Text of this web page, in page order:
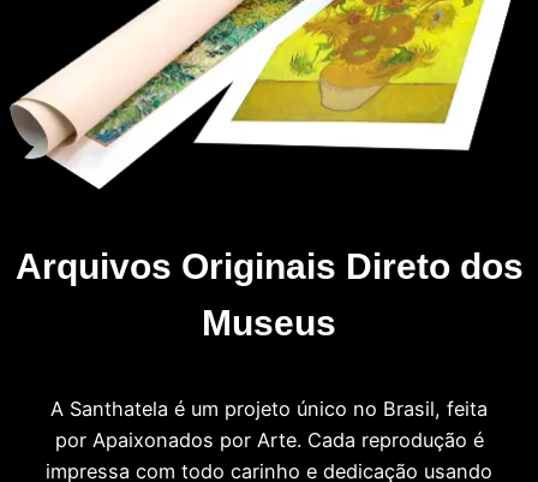
Arquivos Originais Direto dos
Museus
A Santhatela é um projeto único no Brasil, feita
por Apaixonados por Arte. Cada reprodução é
impressa com todo carinho e dedicação usando